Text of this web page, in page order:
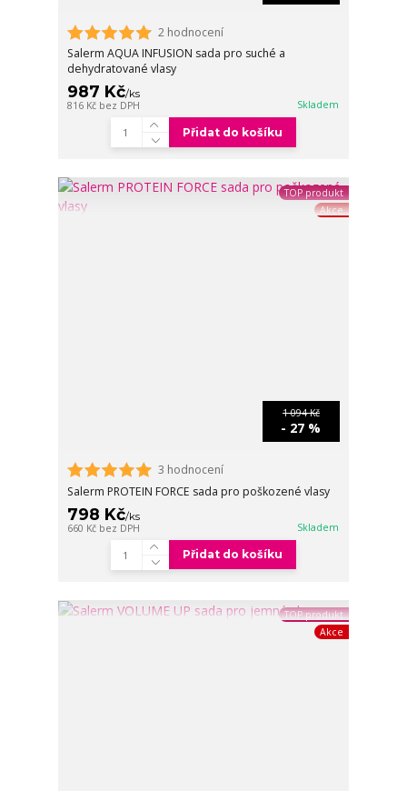
2 hodnocení
Salerm AQUA INFUSION sada pro suché a
dehydratované vlasy
987 Kč/ks
816 Kč bez DPH Skladem
Přidat do košíku
TOP produkt
Akce
1 094 Kč
- 27 %
3 hodnocení
Salerm PROTEIN FORCE sada pro poškozené vlasy
798 Kč/ks
660 Kč bez DPH Skladem
Přidat do košíku
TOP produkt
Akce